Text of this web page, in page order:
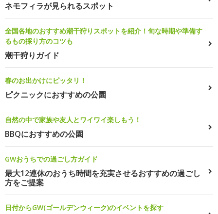
ネモフィラが見られるスポット
全国各地のおすすめ潮干狩りスポットを紹介！旬な時期や準備す
るもの採り方のコツも
潮干狩りガイド
春のお出かけにピッタリ！
ピクニックにおすすめの公園
自然の中で家族や友人とワイワイ楽しもう！
BBQにおすすめの公園
GWおうちでの過ごし方ガイド
最大12連休のおうち時間を充実させるおすすめの過ごし
方をご提案
日付からGW(ゴールデンウィーク)のイベントを探す